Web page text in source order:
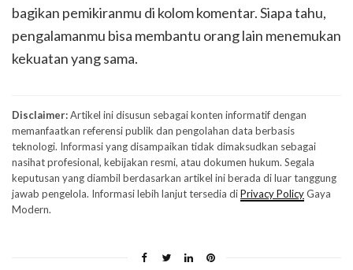
bagikan pemikiranmu di kolom komentar. Siapa tahu,
pengalamanmu bisa membantu orang lain menemukan
kekuatan yang sama.
Disclaimer:Artikel ini disusun sebagai konten informatif dengan
memanfaatkan referensi publik dan pengolahan data berbasis
teknologi. Informasi yang disampaikan tidak dimaksudkan sebagai
nasihat profesional, kebijakan resmi, atau dokumen hukum. Segala
keputusan yang diambil berdasarkan artikel ini berada di luar tanggung
jawab pengelola. Informasi lebih lanjut tersedia diPrivacy PolicyGaya
Modern.